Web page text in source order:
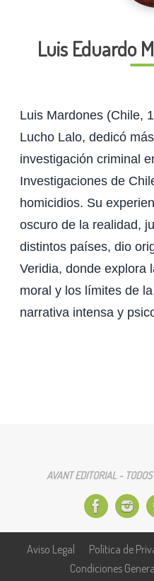
Luis Eduardo
Luis Mardones (Chile,
Lucho Lalo, dedicó
investigación criminal
Investigaciones de
homicidios. Su
oscuro de la realidad,
distintos países, dio
Veridia, donde explora
moral y los límites de
narrativa intensa y
AVANT EDITORIAL -
Aviso Legal Política de
Condiciones